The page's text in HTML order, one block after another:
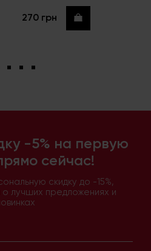
270 грн Купить
-5% на первую
сейчас!
скидку до -15%,
лучших предложениях и